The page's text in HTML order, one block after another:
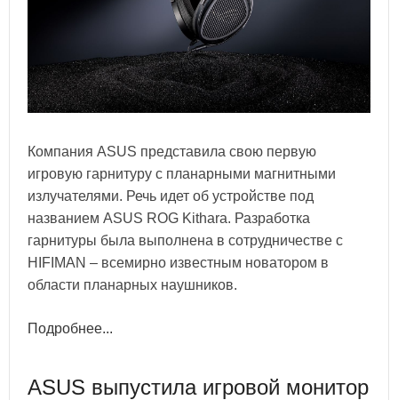
Компания ASUS представила свою первую
игровую гарнитуру с планарными магнитными
излучателями. Речь идет об устройстве под
названием ASUS ROG Kithara. Разработка
гарнитуры была выполнена в сотрудничестве с
HIFIMAN – всемирно известным новатором в
области планарных наушников.
Подробнее...
ASUS выпустила игровой монитор